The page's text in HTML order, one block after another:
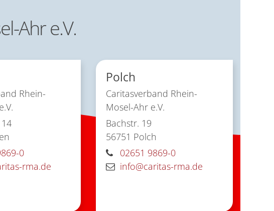
Ahr e.V.
Rhein-
0
rma.de
Polch
Caritasverband Rhein-
Mosel-Ahr e.V.
Bachstr. 19
56751 Polch
02651 9869-0
info@caritas-rma.de